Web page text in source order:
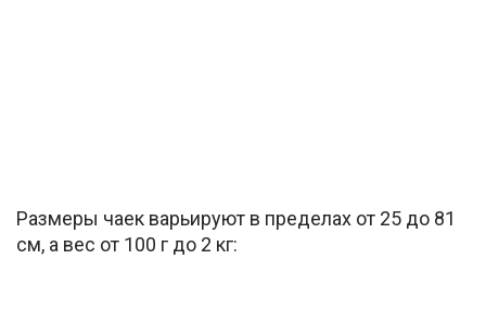
Размеры чаек варьируют в пределах от 25 до 81
см, а вес от 100 г до 2 кг: